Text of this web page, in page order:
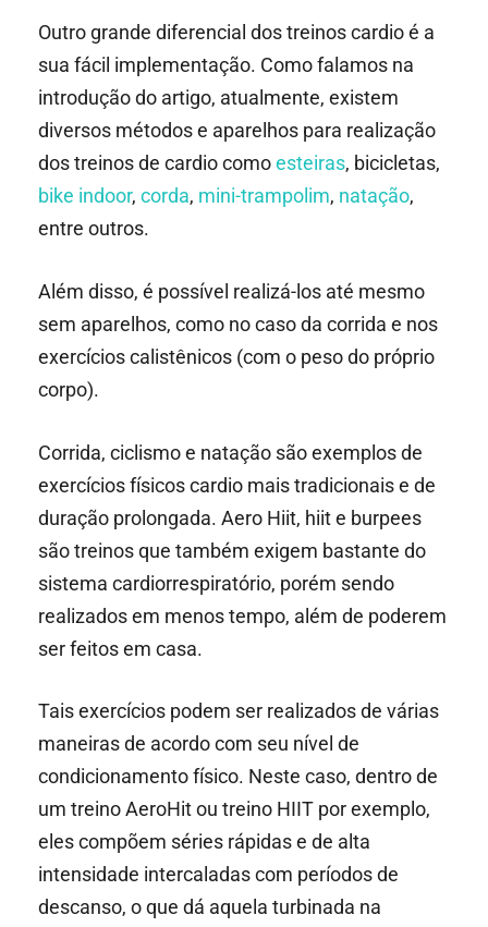
Outro grande diferencial dos treinos cardio é a
sua fácil implementação. Como falamos na
introdução do artigo, atualmente, existem
diversos métodos e aparelhos para realização
dos treinos de cardio comoesteiras, bicicletas,
bike indoor, corda, mini-trampolim, natação,
entre outros.
Além disso, é possível realizá-los até mesmo
sem aparelhos, como no caso da corrida e nos
exercícios calistênicos (com o peso do próprio
corpo).
Corrida, ciclismo e natação são exemplos de
exercícios físicos cardio mais tradicionais e de
duração prolongada. Aero Hiit, hiit e burpees
são treinos que também exigem bastante do
sistema cardiorrespiratório, porém sendo
realizados em menos tempo, além de poderem
ser feitos em casa.
Tais exercícios podem ser realizados de várias
maneiras de acordo com seu nível de
condicionamento físico. Neste caso, dentro de
um treino AeroHit ou treino HIIT por exemplo,
eles compõem séries rápidas e de alta
intensidade intercaladas com períodos de
descanso, o que dá aquela turbinada na